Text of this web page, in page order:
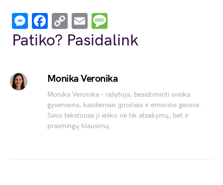
Messenger
Facebook
Copy
Link
Email
Patiko? Pasidalink
Monika Veronika
Monika Veronika – rašytoja, besidominti sveika
gyvensena, kasdieniais įpročiais ir emocine gerove.
Savo tekstuose ji ieško ne tik atsakymų, bet ir
prasmingų klausimų.